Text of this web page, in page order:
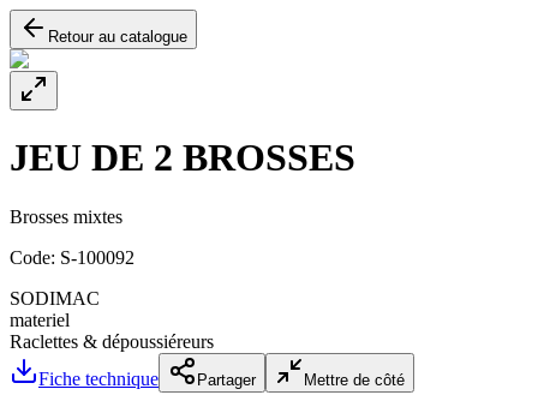
Retour au catalogue
JEU DE 2 BROSSES
Brosses mixtes
Code: S-100092
SODIMAC
materiel
Raclettes & dépoussiéreurs
Fiche technique
Partager Mettre de côté